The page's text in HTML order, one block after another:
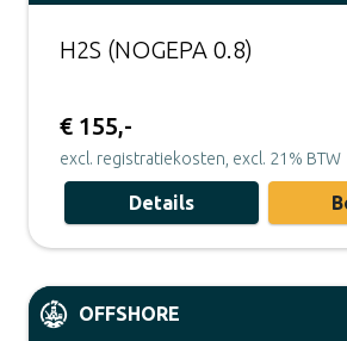
H2S (NOGEPA 0.8)
€ 155,-
excl. registratiekosten, excl. 21% BTW
Details
OFFSHORE